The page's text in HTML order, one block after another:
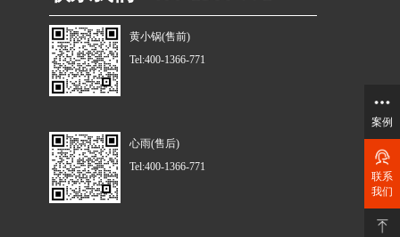
黄小锅(售前)
Tel:400-1366-771
心雨(售后)
Tel:400-1366-771
案例
联系
我们